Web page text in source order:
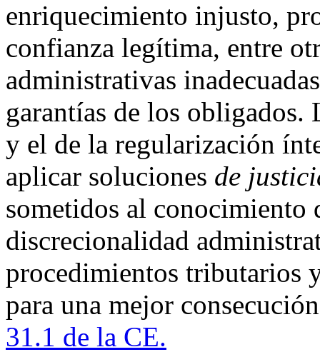
enriquecimiento injusto,
confianza legítima, entre
administrativas
garantías de los
y el de la regularización
aplicar soluciones de
sometidos al
discrecionalidad
procedimientos tributarios
para una mejor
31.1 de la CE.